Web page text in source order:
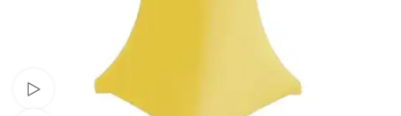
Schau Video